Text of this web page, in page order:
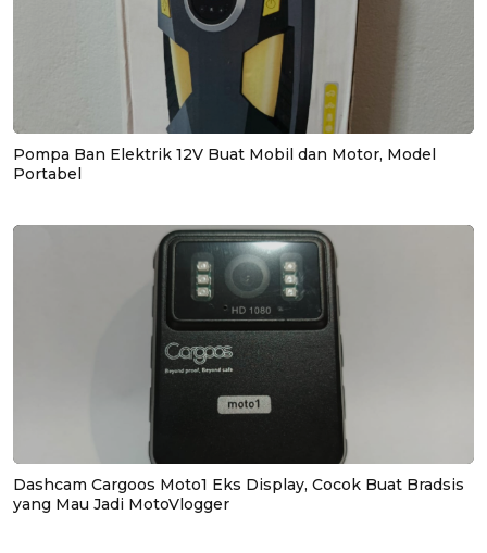
Pompa Ban Elektrik 12V Buat Mobil dan Motor, Model
Portabel
Dashcam Cargoos Moto1 Eks Display, Cocok Buat Bradsis
yang Mau Jadi MotoVlogger